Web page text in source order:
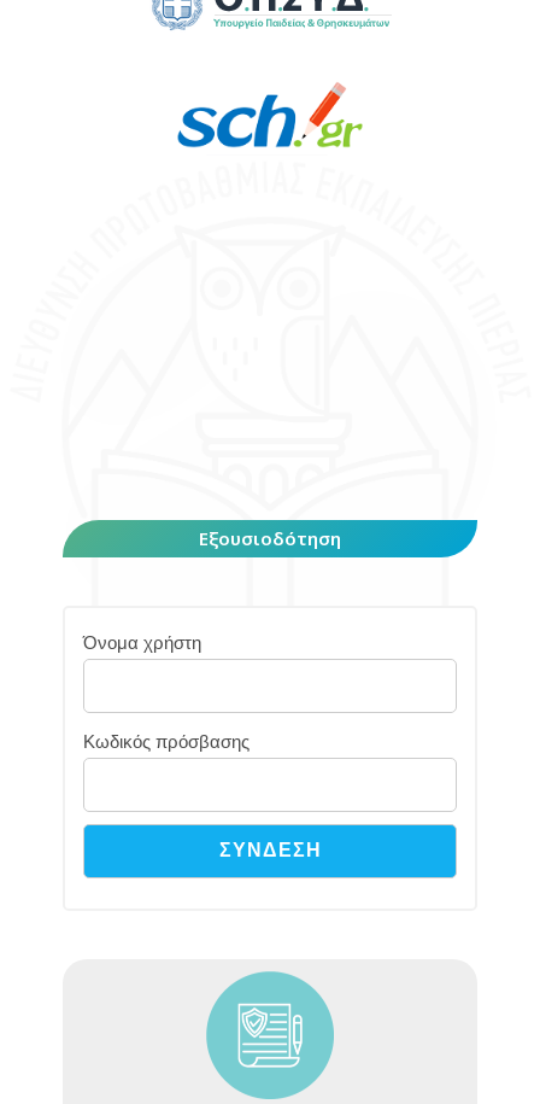
Εξουσιοδότηση
Όνομα χρήστη
Κωδικός πρόσβασης